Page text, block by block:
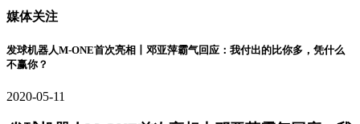
媒体关注
发球机器人M-ONE首次亮相丨邓亚萍霸气回应：我付出的比你多，凭什么
不赢你？
2020-05-11